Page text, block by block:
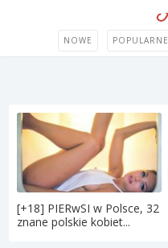
NOWE POPULARNE
[+18] PIERwSI w Polsce, 32
znane polskie kobiet...